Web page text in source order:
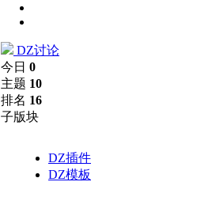
DZ讨论
今日 0
主题 10
排名 16
子版块
DZ插件
DZ模板